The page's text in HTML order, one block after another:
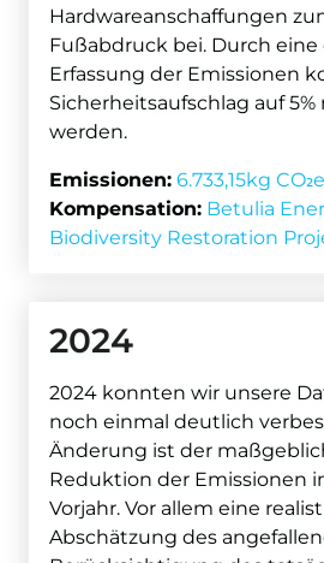
Hardwareanschaffungen
Fußabdruck bei. Durch
Erfassung der Emissionen
Sicherheitsaufschlag auf 5%
werden.
Emissionen: 6.733,15kg CO₂e
Kompensation: Betulia
Biodiversity Restoration
2024
2024 konnten wir unsere
noch einmal deutlich
Änderung ist der
Reduktion der Emissionen
Vorjahr. Vor allem eine
Abschätzung des